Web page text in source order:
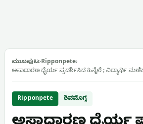
ಮುಖಪುಟ›Ripponpete›
ಅಸಾಧಾರಣ ಧೈರ್ಯ ಪ್ರದರ್ಶಿಸಿದ ಹಿನ್ನೆಲೆ ; ವಿದ್ಯಾರ್ಥಿ
Ripponpete ಶಿವಮೊಗ್ಗ